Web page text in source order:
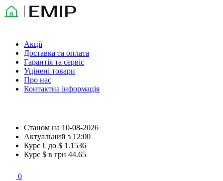
Акції
Доставка та оплата
Гарантія та сервіс
Уцінені товари
Про нас
Контактна інформація
Станом на 10-08-2026
Актуальний з 12:00
Курс € до $ 1.1536
Курс $ в грн 44.65
0